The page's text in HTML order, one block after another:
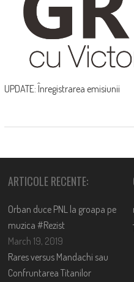
UPDATE: Înregistrarea emisiunii
ARTICOLE RECENTE:
Orban duce PNL la groapa pe
muzica #Rezist
March 19, 2019
Rares versus Mandachi sau
Confruntarea Titanilor